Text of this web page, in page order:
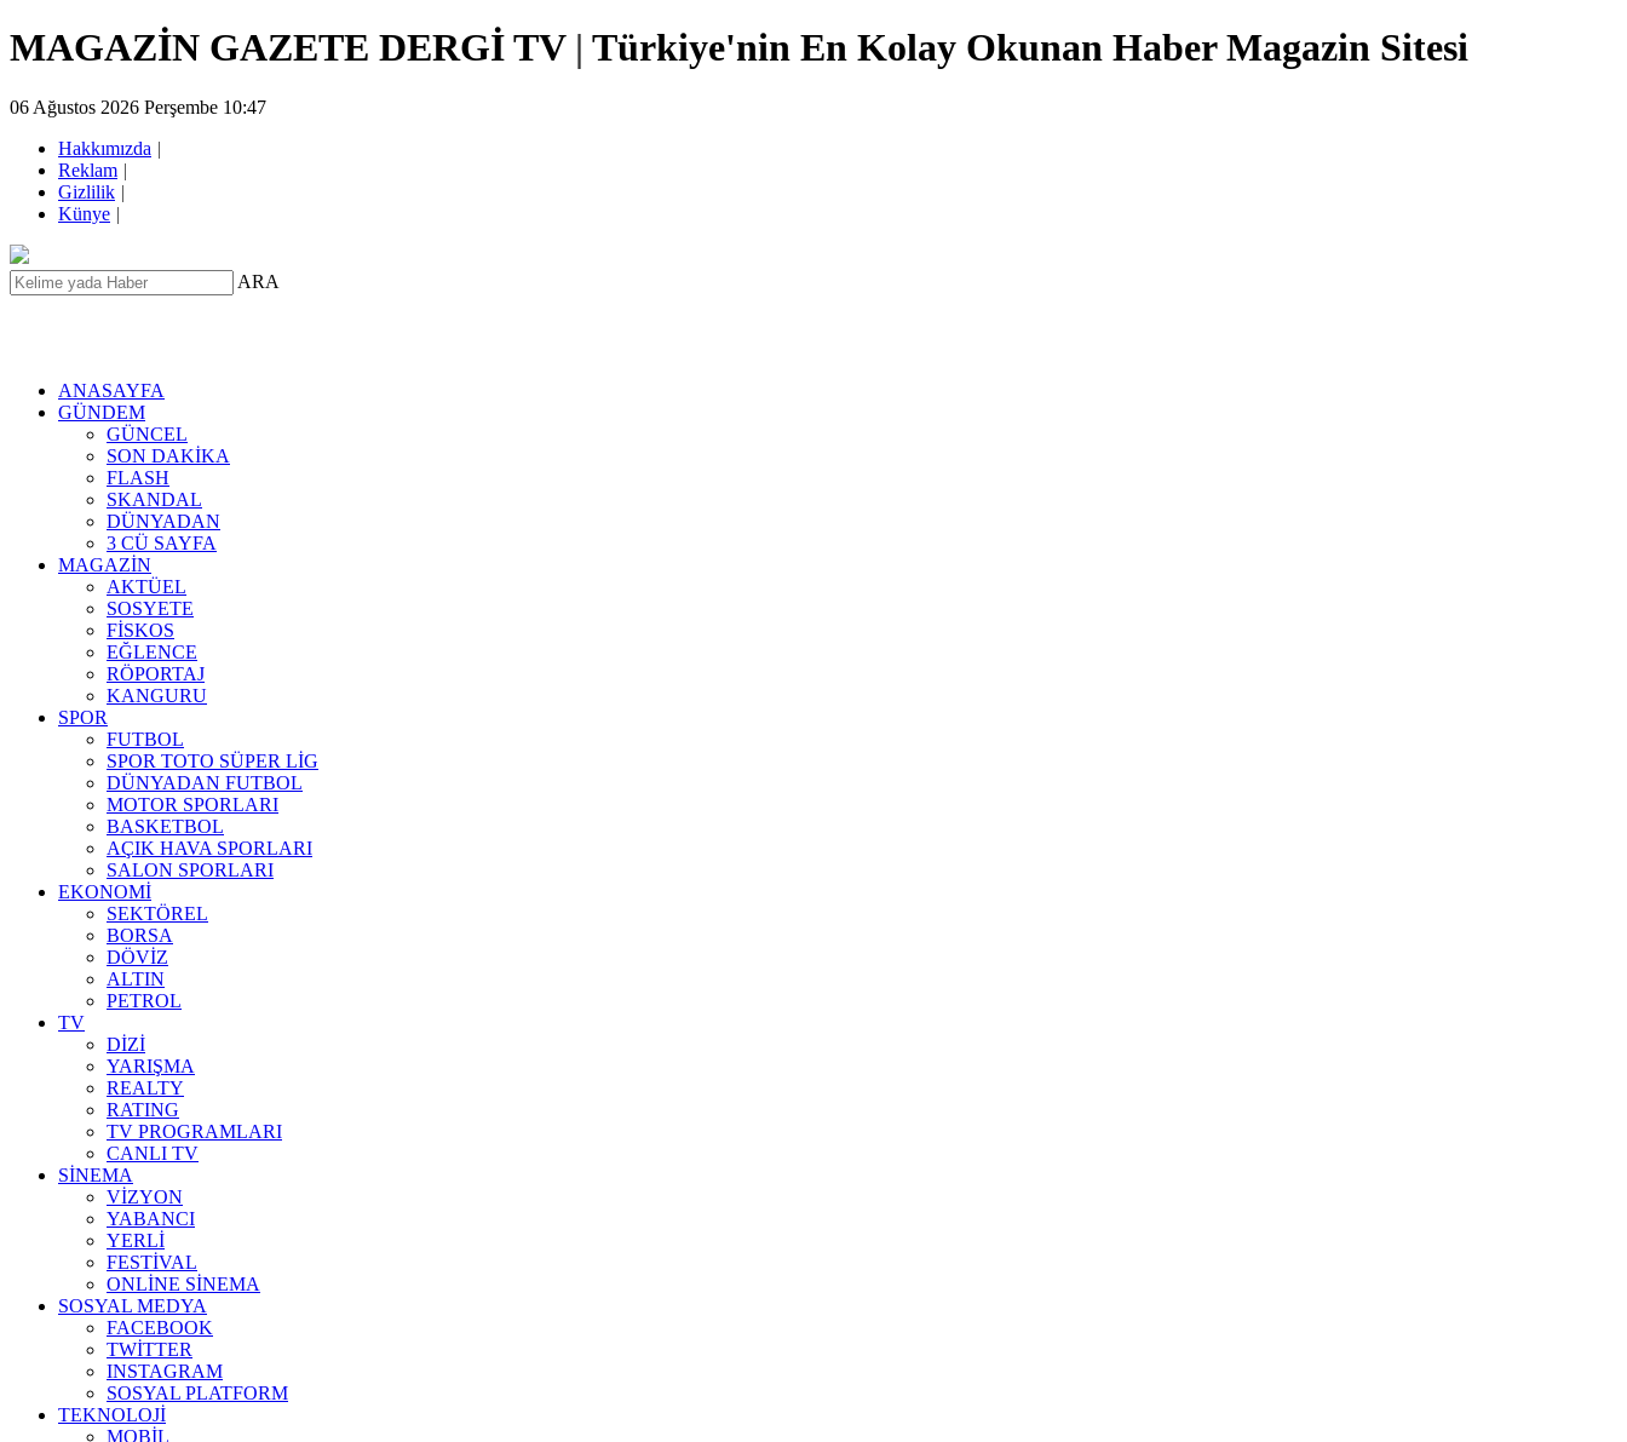
MAGAZİN GAZETE DERGİ TV | Türkiye'nin En Kolay Okunan Haber Magazin Sitesi
06 Ağustos 2026 Perşembe 10:47
Hakkımızda |
Reklam |
Gizlilik |
Künye |
ARA
ANASAYFA
GÜNDEM
GÜNCEL
SON DAKİKA
FLASH
SKANDAL
DÜNYADAN
3 CÜ SAYFA
MAGAZİN
AKTÜEL
SOSYETE
FİSKOS
EĞLENCE
RÖPORTAJ
KANGURU
SPOR
FUTBOL
SPOR TOTO SÜPER LİG
DÜNYADAN FUTBOL
MOTOR SPORLARI
BASKETBOL
AÇIK HAVA SPORLARI
SALON SPORLARI
EKONOMİ
SEKTÖREL
BORSA
DÖVİZ
ALTIN
PETROL
TV
DİZİ
YARIŞMA
REALTY
RATING
TV PROGRAMLARI
CANLI TV
SİNEMA
VİZYON
YABANCI
YERLİ
FESTİVAL
ONLİNE SİNEMA
SOSYAL MEDYA
FACEBOOK
TWİTTER
INSTAGRAM
SOSYAL PLATFORM
TEKNOLOJİ
MOBİL